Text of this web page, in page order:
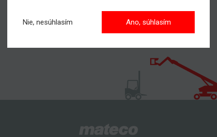
Nie, nesúhlasím Ano, súhlasím